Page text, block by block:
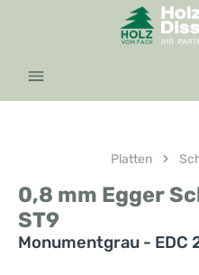
Zum Hauptinhalt springen
Platten
0,8 mm Egger
ST9
Monumentgrau - EDC